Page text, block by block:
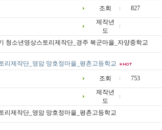
조회 827
제작년
도
청소년영상스토리제작단_경주 북군마을_자양중학교
리제작단_영암 망호정마을_평촌고등학교
조회 753
제작년
도
리제작단_영암 망호정마을_평촌고등학교